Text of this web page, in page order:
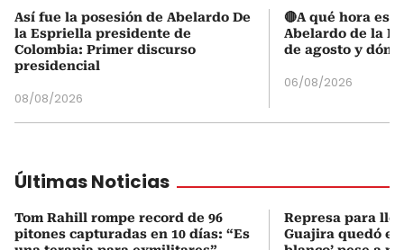
Así fue la posesión de Abelardo De
la Espriella presidente de
Colombia: Primer discurso
presidencial
08/08/2026
🔴A qué hora es
Abelardo de la
de agosto y
06/08/2026
Últimas Noticias
Tom Rahill rompe record de 96
pitones capturadas en 10 días: “Es
Represa para
Guajira quedó en